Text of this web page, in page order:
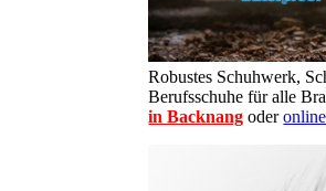
Robustes Schuhwerk,
Berufsschuhe für alle
in Backnang oderonline